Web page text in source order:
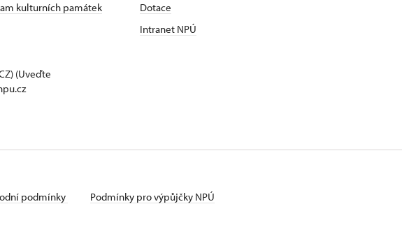
kulturních památek
Dotace
Intranet NPÚ
(Uveďte
podmínky
Podmínky pro výpůjčky NPÚ